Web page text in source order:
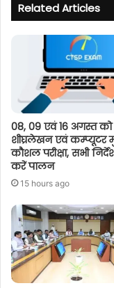
Related Articles
08, 09 एवं 16 अगस्त को
शीघ्रलेखन एवं कम्प्यूटर
कौशल परीक्षा, सभी
करें पालन
15 hours ago